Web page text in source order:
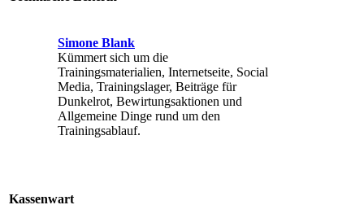
Simone Blank
Kümmert sich um die
Trainingsmaterialien, Internetseite, Social
Media, Trainingslager, Beiträge für
Dunkelrot, Bewirtungsaktionen und
Allgemeine Dinge rund um den
Trainingsablauf.
Kassenwart